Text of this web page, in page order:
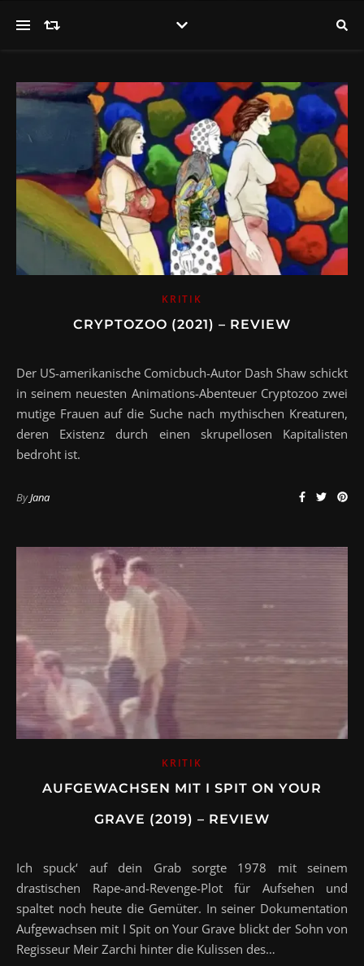
KRITIK
CRYPTOZOO (2021) – REVIEW
Der US-amerikanische Comicbuch-Autor Dash Shaw schickt
in seinem neuesten Animations-Abenteuer Cryptozoo zwei
mutige Frauen auf die Suche nach mythischen Kreaturen,
deren Existenz durch einen skrupellosen Kapitalisten
bedroht ist.
ByJana
KRITIK
AUFGEWACHSEN MIT I SPIT ON YOUR
GRAVE (2019) – REVIEW
Ich spuck‘ auf dein Grab sorgte 1978 mit seinem
drastischen Rape-and-Revenge-Plot für Aufsehen und
spaltet noch heute die Gemüter. In seiner Dokumentation
Aufgewachsen mit I Spit on Your Grave blickt der Sohn von
Regisseur Meir Zarchi hinter die Kulissen des…